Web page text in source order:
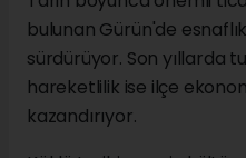
bulunan Gürün'de
sürdürüyor. Son yıllarda
hareketlilik ise ilçe
kazandırıyor.